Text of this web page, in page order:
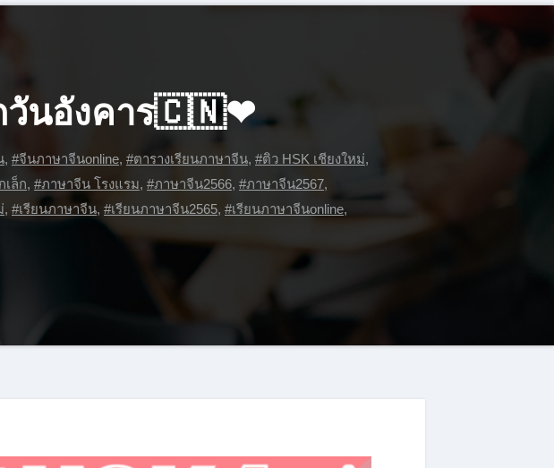
วันอังคาร🇨🇳❤
, #จีนภาษาจีนonline, #ตารางเรียนภาษาจีน, #ติว HSK เชียงใหม่,
เล็ก, #ภาษาจีน โรงแรม, #ภาษาจีน2566, #ภาษาจีน2567,
, #เรียนภาษาจีน, #เรียนภาษาจีน2565, #เรียนภาษาจีนonline,